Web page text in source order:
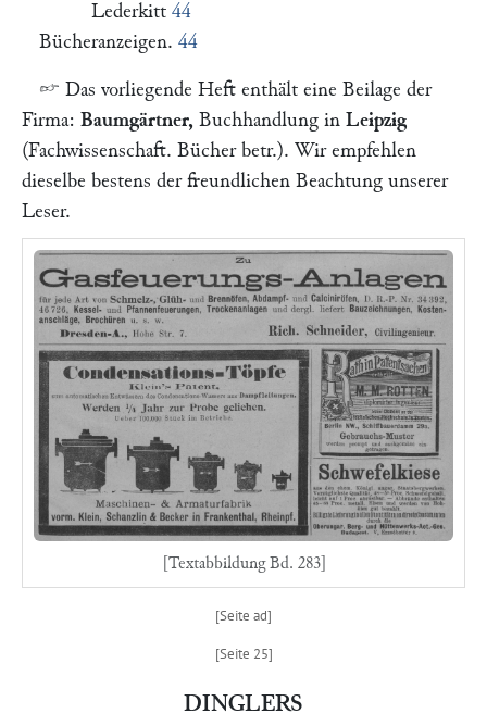
Lederkitt 44
Bücheranzeigen. 44
☞ Das vorliegende Heft enthält eine Beilage der
Firma: Baumgärtner, Buchhandlung in Leipzig
(Fachwissenschaft. Bücher betr.). Wir empfehlen
dieselbe bestens der freundlichen Beachtung unserer
Leser.
[Textabbildung Bd. 283]
DINGLERS